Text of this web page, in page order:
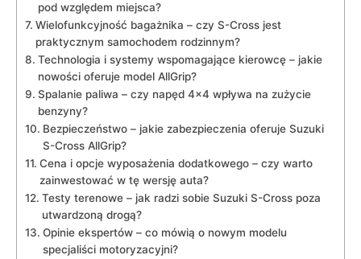
pod względem miejsca?
Wielofunkcyjność bagażnika – czy⁣ S-Cross jest
praktycznym ⁤samochodem rodzinnym?
Technologia​ i systemy wspomagające kierowcę ‍– ‌jakie
nowości oferuje model AllGrip?
Spalanie paliwa – czy ⁢napęd 4×4 wpływa na zużycie
benzyny?
Bezpieczeństwo – jakie zabezpieczenia oferuje Suzuki
S-Cross AllGrip?
Cena‌ i opcje wyposażenia dodatkowego – ​czy warto
zainwestować​ w tę wersję auta?
Testy terenowe ​– jak radzi sobie Suzuki S-Cross poza⁣
utwardzoną drogą?
Opinie ekspertów – co mówią o nowym modelu
specjaliści motoryzacyjni?